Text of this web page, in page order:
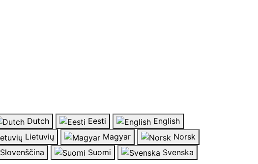
Dutch Eesti
English
Lietuvių Magyar
Norsk
Slovenščina Suomi
Svenska